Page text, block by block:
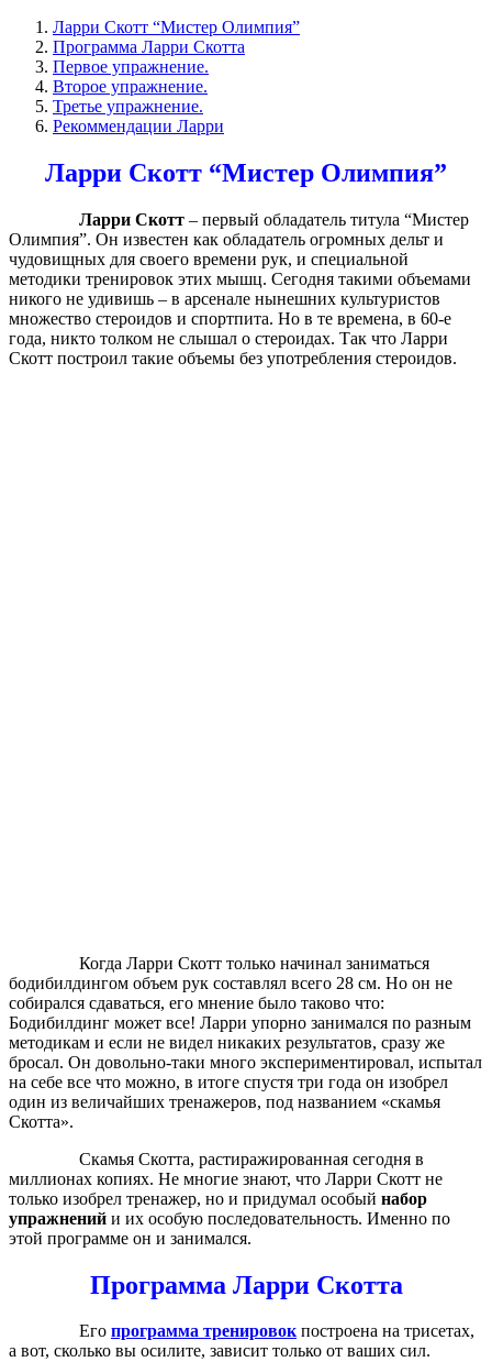
Ларри Скотт “Мистер Олимпия”
Программа Ларри Скотта
Первое упражнение.
Второе упражнение.
Третье упражнение.
Рекоммендации Ларри
Ларри Скотт “Мистер Олимпия”
Ларри Скотт – первый обладатель титула “Мистер
Олимпия”. Он известен как обладатель огромных дельт и
чудовищных для своего времени рук, и специальной
методики тренировок этих мышц. Сегодня такими объемами
никого не удивишь – в арсенале нынешних культуристов
множество стероидов и спортпита. Но в те времена, в 60-е
года, никто толком не слышал о стероидах. Так что Ларри
Скотт построил такие объемы без употребления стероидов.
Когда Ларри Скотт только начинал заниматься
бодибилдингом объем рук составлял всего 28 см. Но он не
собирался сдаваться, его мнение было таково что:
Бодибилдинг может все! Ларри упорно занимался по разным
методикам и если не видел никаких результатов, сразу же
бросал. Он довольно-таки много экспериментировал, испытал
на себе все что можно, в итоге спустя три года он изобрел
один из величайших тренажеров, под названием «скамья
Скотта».
Скамья Скотта, растиражированная сегодня в
миллионах копиях. Не многие знают, что Ларри Скотт не
только изобрел тренажер, но и придумал особый набор
упражнений и их особую последовательность. Именно по
этой программе он и занимался.
Программа Ларри Скотта
Его программа тренировокпостроена на трисетах,
а вот, сколько вы осилите, зависит только от ваших сил.